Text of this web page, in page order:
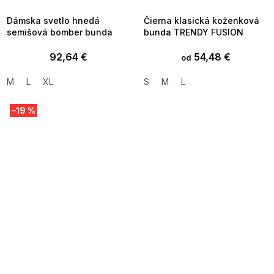
Dámska svetlo hnedá
semišová bomber bunda
92,64 €
M L XL
Čierna klasická koženková
bunda TRENDY FUSION
od 54,48 €
S M L
–19 %